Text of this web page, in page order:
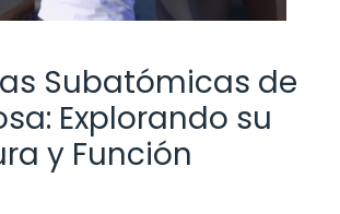
Subatómicas de
Explorando su
y Función